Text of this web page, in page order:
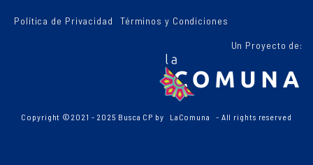
Política de Privacidad Términos y Condiciones
Un Proyecto de:
Copyright ©2021 - 2025 Busca CP by LaComuna - All rights reserved